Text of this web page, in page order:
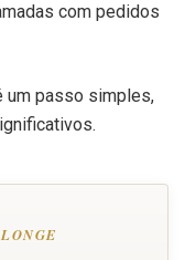
com pedidos
um passo simples,